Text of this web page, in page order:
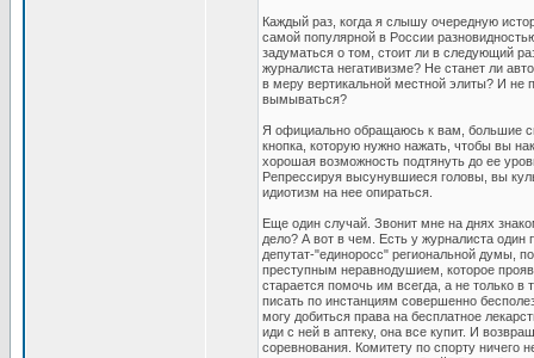
Каждый раз, когда я слышу очередную
самой популярной в России
задуматься о том, стоит ли в следующий
журналиста негативизме? Не станет ли
в меру вертикальной местной элиты? И не
вымываться?
Я официально обращаюсь к вам, большие
кнопка, которую нужно нажать, чтобы вы
хорошая возможность подтянуть до ее
Репрессируя высунувшиеся головы, вы
идиотизм на нее опираться.
Еще один случай. Звонит мне на днях
дело? А вот в чем. Есть у журналиста один
депутат-"единоросс" региональной думы,
преступным неравнодушием, которое
старается помочь им всегда, а не только
писать по инстанциям совершенно
могу добиться права на бесплатное
иди с ней в аптеку, она все купит. И
соревнования. Комитету по спорту ничего